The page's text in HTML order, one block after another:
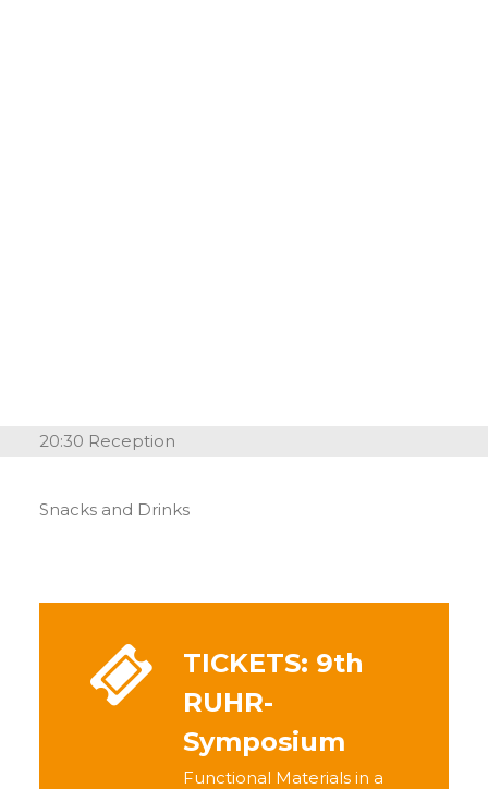
20:30 Reception
Snacks and Drinks
TICKETS: 9th
RUHR-
Symposium
Functional Materials in a